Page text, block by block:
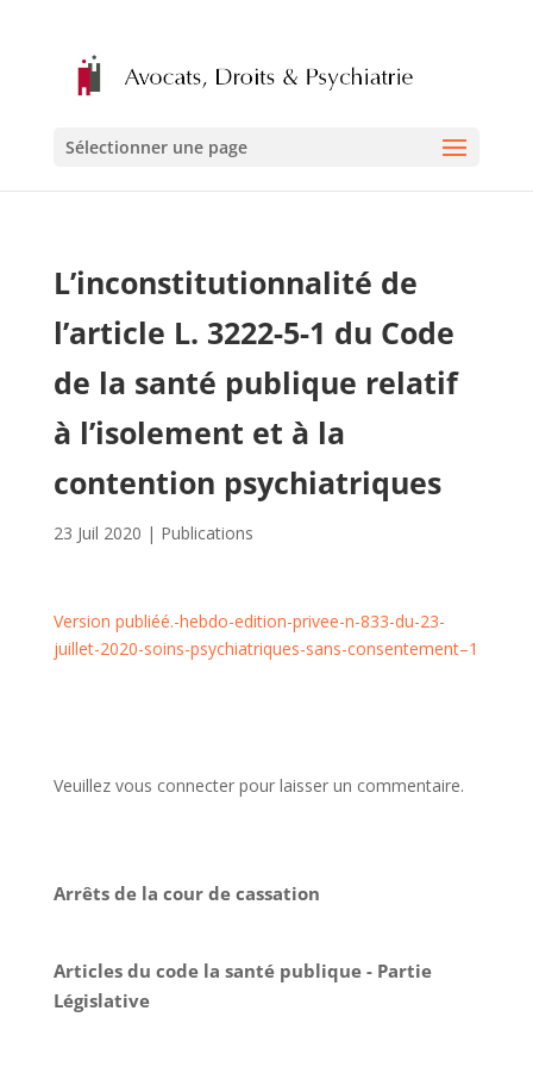
Sélectionner une page
L’inconstitutionnalité de
l’article L. 3222-5-1 du Code
de la santé publique relatif
à l’isolement et à la
contention psychiatriques
23 Juil 2020 | Publications
Version publiéé.-hebdo-edition-privee-n-833-du-23-
juillet-2020-soins-psychiatriques-sans-consentement–1
Veuillez vous connecter pour laisser un commentaire.
Arrêts de la cour de cassation
Articles du code la santé publique - Partie
Législative